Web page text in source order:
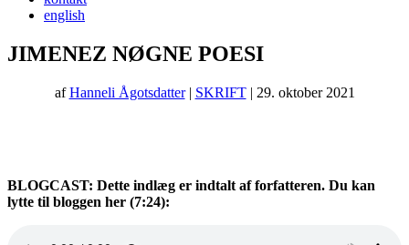
english
JIMENEZ NØGNE POESI
afHanneli Ågotsdatter| SKRIFT| 29. oktober 2021
BLOGCAST: Dette indlæg er indtalt af forfatteren. Du kan
lytte til bloggen her (7:24):